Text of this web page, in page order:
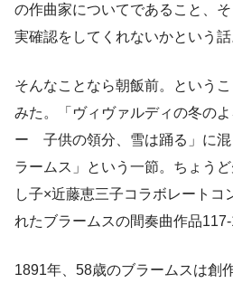
の作曲家についてであること、
実確認をしてくれないかという話
そんなことなら朝飯前。という
みた。「ヴィヴァルディの冬の
ー 子供の領分、雪は踊る」に
ラームス」という一節。ちょう
し子×近藤恵三子コラボレートコ
れたブラームスの間奏曲作品117-
1891年、58歳のブラームスは創